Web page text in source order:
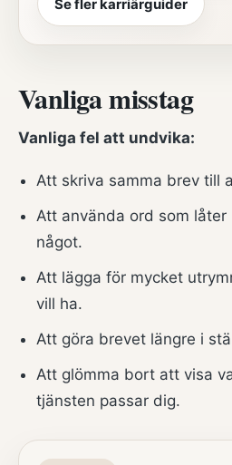
Se fler karriärguider
Vanliga misstag
Vanliga fel att undvika:
Att skriva samma brev till
Att använda ord som
något.
Att lägga för mycket
vill ha.
Att göra brevet längre i
Att glömma bort att visa
tjänsten passar dig.